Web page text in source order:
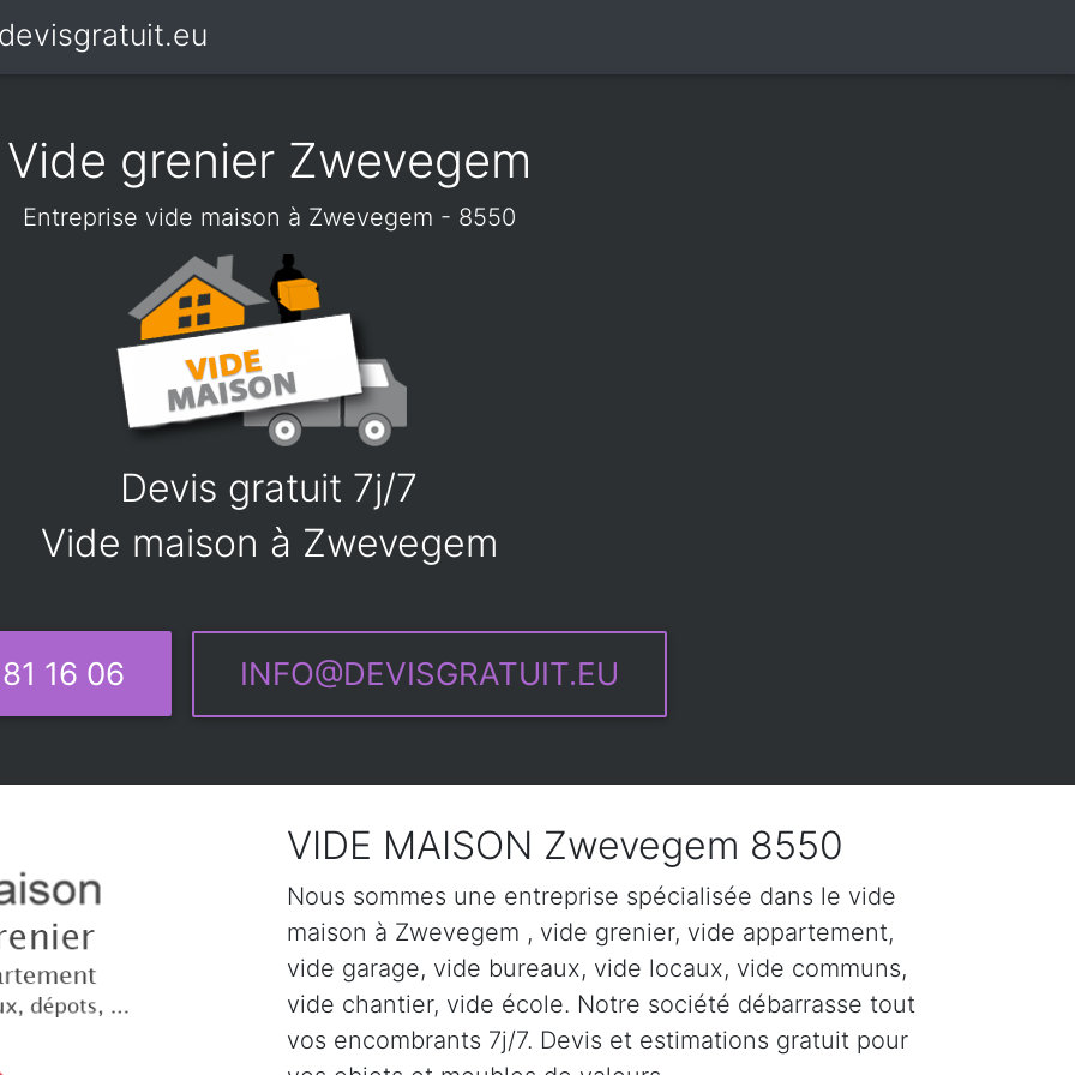
Vide grenier Zwevegem
Entreprise vide maison à Zwevegem - 8550
Devis gratuit 7j/7
Vide maison à Zwevegem
16 06 INFO@DEVISGRATUIT.EU
VIDE MAISON Zwevegem 8550
Nous sommes une entreprise spécialisée dans le vide
maison à Zwevegem , vide grenier, vide appartement,
vide garage, vide bureaux, vide locaux, vide communs,
vide chantier, vide école. Notre société débarrasse tout
vos encombrants 7j/7. Devis et estimations gratuit pour